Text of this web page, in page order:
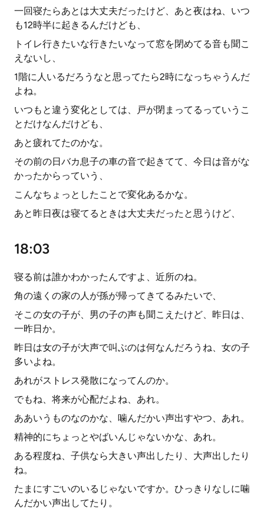
一回寝たらあとは大丈夫だったけど、あと夜はね、いつ
も12時半に起きるんだけども、
トイレ行きたいな行きたいなって窓を閉めてる音も聞こ
えないし、
1階に人いるだろうなと思ってたら2時になっちゃうんだ
よね。
いつもと違う変化としては、戸が閉まってるっていうこ
とだけなんだけども、
あと疲れてたのかな。
その前の日バカ息子の車の音で起きてて、今日は音がな
かったからっていう、
こんなちょっとしたことで変化あるかな。
あと昨日夜は寝てるときは大丈夫だったと思うけど、
18:03
寝る前は誰かわかったんですよ、近所のね。
角の遠くの家の人が孫が帰ってきてるみたいで、
そこの女の子が、男の子の声も聞こえたけど、昨日は、
一昨日か。
昨日は女の子が大声で叫ぶのは何なんだろうね、女の子
多いよね。
あれがストレス発散になってんのか。
でもね、将来が心配だよね、あれ。
ああいうものなのかな、噛んだかい声出すやつ、あれ。
精神的にちょっとやばいんじゃないかな、あれ。
ある程度ね、子供なら大きい声出したり、大声出したり
ね。
たまにすごいのいるじゃないですか。ひっきりなしに噛
んだかい声出してたり。